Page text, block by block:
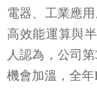
電器、工業應
高效能運算與
人認為，公司
機會加溫，全年